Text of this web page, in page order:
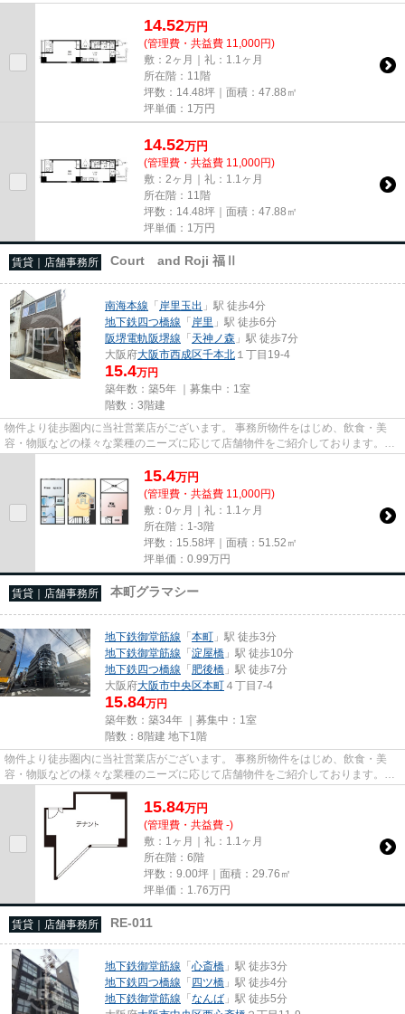
150mです。11階建てで、街並...
14.52万円
(管理費・共益費 11,000円)
敷：2ヶ月｜礼：1.1ヶ月
所在階：11階
坪数：14.48坪｜面積：47.88㎡
坪単価： 1 万円
14.52万円
(管理費・共益費 11,000円)
敷：2ヶ月｜礼：1.1ヶ月
所在階：11階
坪数：14.48坪｜面積：47.88㎡
坪単価： 1 万円
賃貸｜店舗事務所 Court and Roji 福Ⅱ
南海本線 「 岸里玉出 」駅 徒歩4分
地下鉄四つ橋線 「 岸里 」駅 徒歩6分
阪堺電軌阪堺線 「天神ノ森 」駅 徒歩7分
大阪府大阪市西成区千本北 １丁目19-4
15.4万円
築年数：築5年 ｜募集中： 1室
階数：3階建
物件より徒歩圏内に当社営業店がございます。 事務所物件をはじめ、飲食・美
容・物販などの様々な業種のニーズに応じて店舗物件をご紹介しております。
尚、弊社ではおとり広告は一切...
15.4万円
(管理費・共益費 11,000円)
敷：0ヶ月｜礼：1.1ヶ月
所在階：1-3階
坪数：15.58坪｜面積：51.52㎡
坪単価： 0.99万円
賃貸｜店舗事務所 本町グラマシー
地下鉄御堂筋線 「本町 」駅 徒歩3分
地下鉄御堂筋線 「淀屋橋 」駅 徒歩10分
地下鉄四つ橋線 「肥後橋 」駅 徒歩7分
大阪府大阪市中央区本町 ４丁目7-4
15.84万円
築年数：築34年 ｜募集中： 1室
階数：8階建 地下1階
物件より徒歩圏内に当社営業店がございます。 事務所物件をはじめ、飲食・美
容・物販などの様々な業種のニーズに応じて店舗物件をご紹介しております。
尚、弊社ではおとり広告は一切...
15.84万円
(管理費・共益費 -)
敷：1ヶ月｜礼：1.1ヶ月
所在階：6階
坪数：9.00坪｜面積：29.76㎡
坪単価： 1.76万円
賃貸｜店舗事務所 RE-011
地下鉄御堂筋線 「心斎橋 」駅 徒歩3分
地下鉄四つ橋線 「四ツ橋 」駅 徒歩4分
地下鉄御堂筋線 「なんば 」駅 徒歩5分